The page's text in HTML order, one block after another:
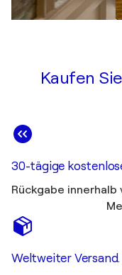
Kaufen
30-tägige
Rückgabe
Weltweiter